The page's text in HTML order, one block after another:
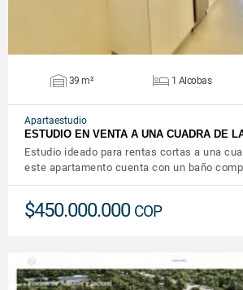
39 m² 1 Alcobas
Apartaestudio
ESTUDIO EN VENTA A UNA CUADRA DE
Estudio ideado para rentas cortas a una
este apartamento cuenta con un baño
$450.000.000 COP